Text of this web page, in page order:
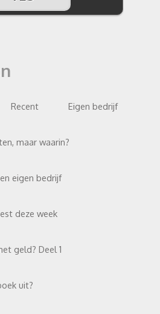
Recent Eigen bedrijf
maar waarin?
eigen bedrijf
deze week
geld? Deel 1
uit?